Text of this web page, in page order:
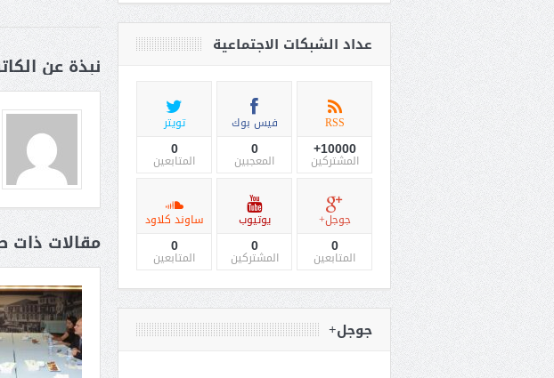
نبذة عن
مقالات ذات
عداد الشبكات الاجتماعية
RSS
10000+
المشتركين
فيس بوك
0
المعجبين
تويتر
0
المتابعين
جوجل+
0
المتابعين
يوتيوب
0
المشتركين
ساوند كلاود
0
المتابعين
جوجل+